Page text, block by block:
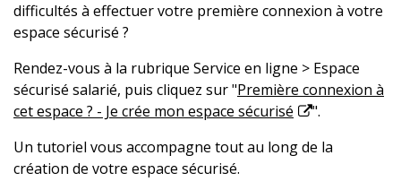
difficultés à effectuer votre première connexion à votre
espace sécurisé ?
Rendez-vous à la rubrique Service en ligne > Espace
sécurisé salarié, puis cliquez sur "Première connexion à
cet espace ? - Je crée mon espace sécurisé
".
Un tutoriel vous accompagne tout au long de la
création de votre espace sécurisé.